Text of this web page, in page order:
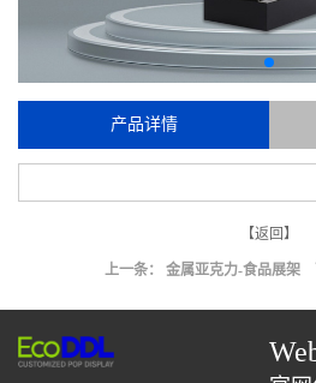
产品详情
【返回】
上一条： 金属亚克力-食品展架